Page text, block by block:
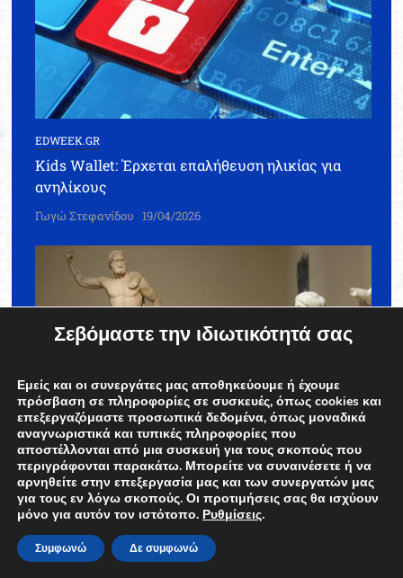
EDWEEK.GR
Kids Wallet: Έρχεται επαλήθευση ηλικίας για
ανηλίκους
Γωγώ Στεφανίδου 19/04/2026
EDWEEK.GR ΚΟΙΝΩΝΙΑ
Ελεύθερη είσοδος σε μουσεία και
αρχαιολογικούς χώρους το Σάββατο 18 Απριλίου
Γωγώ Στεφανίδου 16/04/2026
Σεβόμαστε την ιδιωτικότητά σας
Εμείς και οι συνεργάτες μας αποθηκεύουμε ή έχουμε
πρόσβαση σε πληροφορίες σε συσκευές, όπως cookies και
επεξεργαζόμαστε προσωπικά δεδομένα, όπως μοναδικά
αναγνωριστικά και τυπικές πληροφορίες που
αποστέλλονται από μια συσκευή για τους σκοπούς που
περιγράφονται παρακάτω. Μπορείτε να συναινέσετε ή να
αρνηθείτε στην επεξεργασία μας και των συνεργατών μας
για τους εν λόγω σκοπούς. Οι προτιμήσεις σας θα ισχύουν
μόνο για αυτόν τον ιστότοπο. Ρυθμίσεις.
Συμφωνώ Δε συμφωνώ